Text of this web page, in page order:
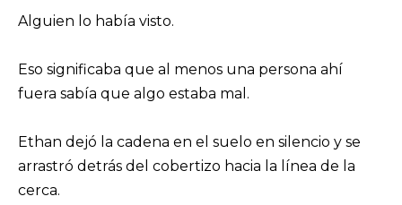
Alguien lo había visto.
Eso significaba que al menos una persona ahí
fuera sabía que algo estaba mal.
Ethan dejó la cadena en el suelo en silencio y se
arrastró detrás del cobertizo hacia la línea de la
cerca.